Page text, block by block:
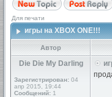
Для печати
игры на XBOX ONE!!!
Автор
Die Die My Darling
Зарегистрирован: 04
апр 2015, 19:44
Сообщений: 1